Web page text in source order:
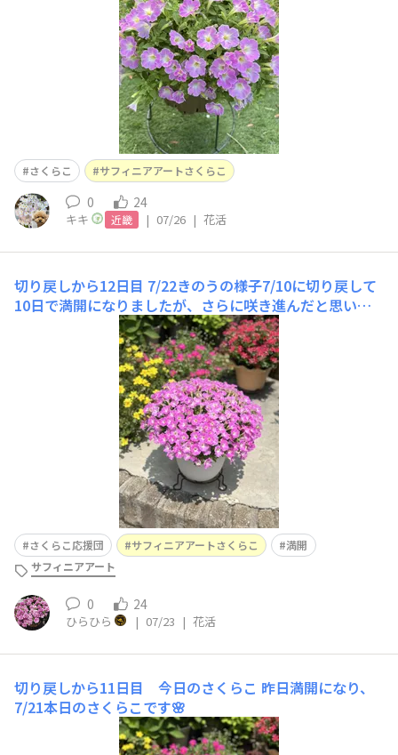
さくらこ サフィニアアートさくらこ
0 24
キキ 近畿 | 07/26 | 花活
切り戻しから12日目 7/22きのうの様子7/10に切り戻して
10日で満開になりましたが、さらに咲き進んだと思いま
さくらこ応援団 サフィニアアートさくらこ
満開
サフィニアアート
0 24
ひらひら | 07/23 | 花活
切り戻しから11日目 今日のさくらこ 昨日満開になり、
7/21本日のさくらこです🌸